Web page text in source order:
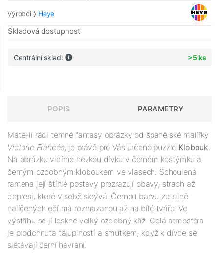
Výrobci Heye
Skladová dostupnost
Centrální sklad: >5 ks
POPIS PARAMETRY
Máte-li rádi temné fantasy obrázky od španělské malířky
Victorie Francés, je právě pro Vás určeno puzzle Klobouk.
Na obrázku vidíme hezkou dívku v černém kostýmku a
černým ozdobným kloboukem ve vlasech. Schoulená
ramena její štíhlé postavy prozrazují obavy, strach až
depresi, které v sobě skrývá. Černou barvu ze silně
nalíčených očí má rozmazanou až na bílé tváře. Ve
výstřihu se jí leskne velký ozdobný kříž. Celá atmosféra
je prodchnuta tajuplností a smutkem, když k dívce se
slétávají černí havrani.